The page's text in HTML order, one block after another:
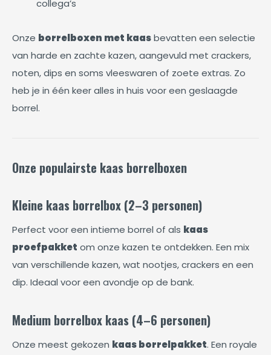
collega’s
Onze borrelboxen met kaasbevatten een selectie
van harde en zachte kazen, aangevuld met crackers,
noten, dips en soms vleeswaren of zoete extras. Zo
heb je in één keer alles in huis voor een geslaagde
borrel.
Onze populairste kaas borrelboxen
Kleine kaas borrelbox (2–3 personen)
Perfect voor een intieme borrel of als kaas
proefpakket om onze kazen te ontdekken. Een mix
van verschillende kazen, wat nootjes, crackers en een
dip. Ideaal voor een avondje op de bank.
Medium borrelbox kaas (4–6 personen)
Onze meest gekozen kaas borrelpakket. Een royale